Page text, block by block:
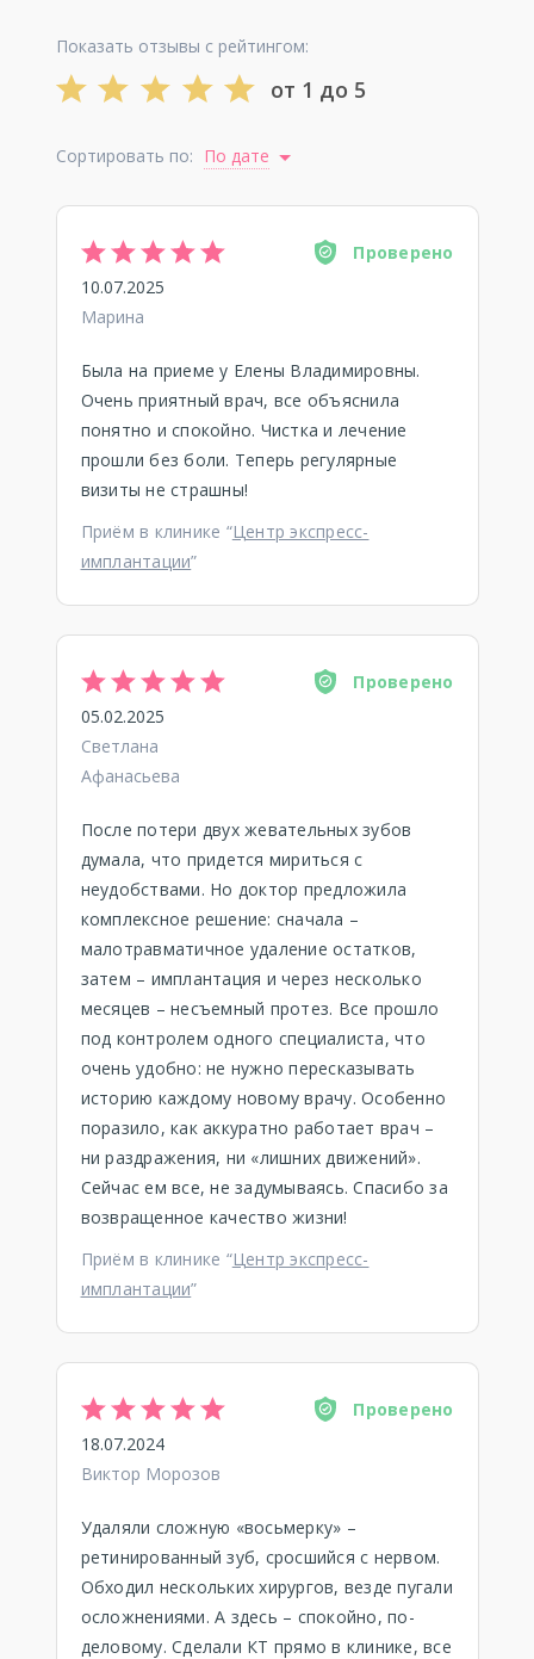
Показать отзывы с рейтингом:
от 1 до 5
Сортировать по: По дате
Проверено
10.07.2025
Марина
Была на приеме у Елены Владимировны.
Очень приятный врач, все объяснила
понятно и спокойно. Чистка и лечение
прошли без боли. Теперь регулярные
визиты не страшны!
Приём в клинике “Центр экспресс-
имплантации”
Проверено
05.02.2025
Светлана
Афанасьева
После потери двух жевательных зубов
думала, что придется мириться с
неудобствами. Но доктор предложила
комплексное решение: сначала –
малотравматичное удаление остатков,
затем – имплантация и через несколько
месяцев – несъемный протез. Все прошло
под контролем одного специалиста, что
очень удобно: не нужно пересказывать
историю каждому новому врачу. Особенно
поразило, как аккуратно работает врач –
ни раздражения, ни «лишних движений».
Сейчас ем все, не задумываясь. Спасибо за
возвращенное качество жизни!
Приём в клинике “Центр экспресс-
имплантации”
Проверено
18.07.2024
Виктор Морозов
Удаляли сложную «восьмерку» –
ретинированный зуб, сросшийся с нервом.
Обходил нескольких хирургов, везде пугали
осложнениями. А здесь – спокойно, по-
деловому. Сделали КТ прямо в клинике, все